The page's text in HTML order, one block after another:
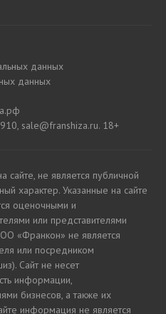
данных
данных
sale@franshiza.ru. 18+
не является публичной
характер. Указанные на сайте
оценочными и
или представителями
«Франкон» не является
или посредником
Сайт не несет
информации,
бизнесов, а также их
информация не является